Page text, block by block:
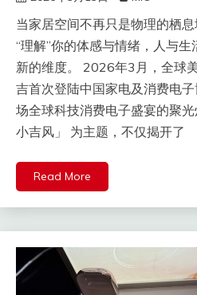
当家居空间不再只是物理的栖
“理解”你的体感与情绪，人与
新的维度。 2026年3月，全球
吉首次登陆中国家电及消费电
场全球科技消费电子盛宴的聚
小吉风」 为主题，不仅揭开了
Read More